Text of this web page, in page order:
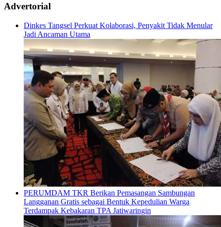
Advertorial
Dinkes Tangsel Perkuat Kolaborasi, Penyakit Tidak Menular
Jadi Ancaman Utama
PERUMDAM TKR Berikan Pemasangan Sambungan
Langganan Gratis sebagai Bentuk Kepedulian Warga
Terdampak Kebakaran TPA Jatiwaringin